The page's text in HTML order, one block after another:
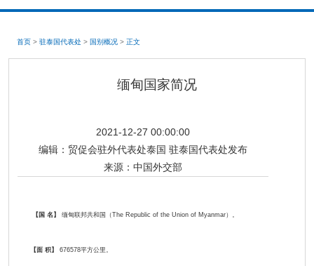
首页 > 驻泰国代表处 > 国别概况 > 正文
缅甸国家简况
2021-12-27 00:00:00
编辑： 贸促会驻外代表处泰国 驻泰国代表处发布
来源： 中国外交部
【国 名】 缅甸联邦共和国（The Republic of the Union of Myanmar）。
【面 积】 676578平方公里。